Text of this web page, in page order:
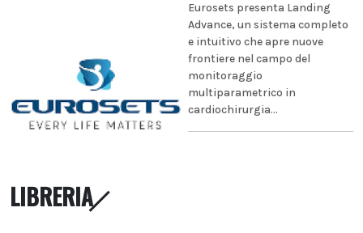
Eurosets presenta Landing
Advance, un sistema completo
e intuitivo che apre nuove
frontiere nel campo del
monitoraggio
multiparametrico in
cardiochirurgia...
LIBRERIA